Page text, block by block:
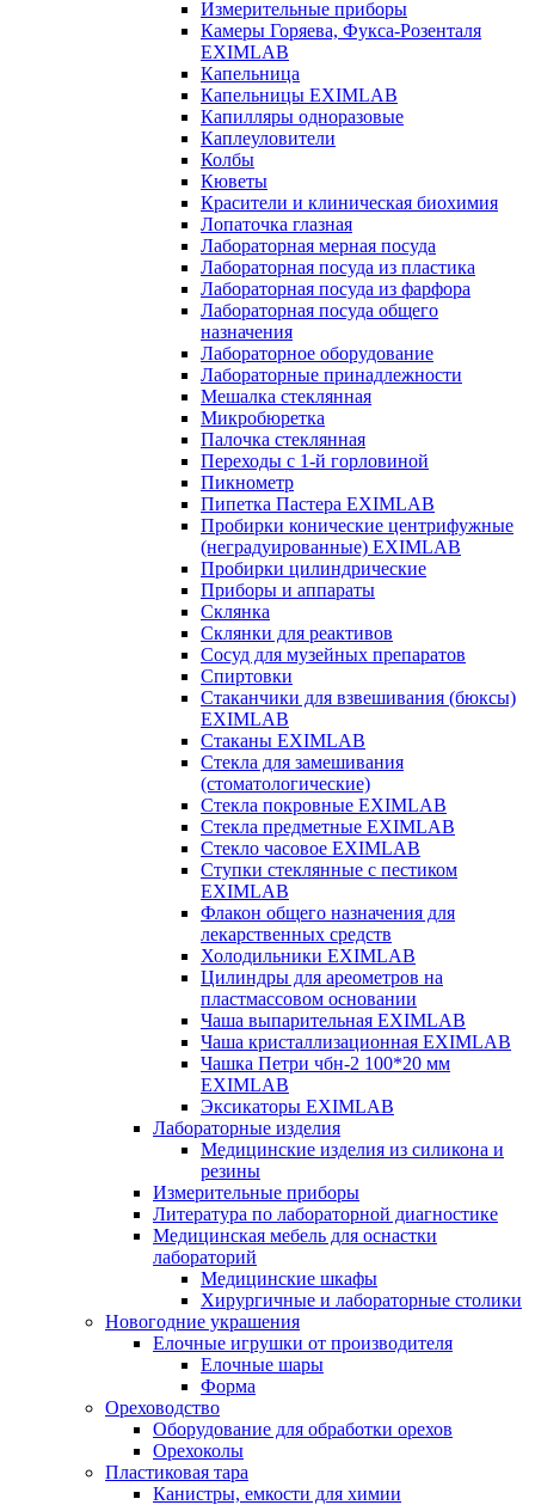
Измерительные приборы
Камеры Горяева, Фукса-Розенталя
EXIMLAB
Капельница
Капельницы EXIMLAB
Капилляры одноразовые
Каплеуловители
Колбы
Кюветы
Красители и клиническая биохимия
Лопаточка глазная
Лабораторная мерная посуда
Лабораторная посуда из пластика
Лабораторная посуда из фарфора
Лабораторная посуда общего
назначения
Лабораторное оборудование
Лабораторные принадлежности
Мешалка стеклянная
Микробюретка
Палочка стеклянная
Переходы с 1-й горловиной
Пикнометр
Пипетка Пастера EXIMLAB
Пробирки конические центрифужные
(неградуированные) EXIMLAB
Пробирки цилиндрические
Приборы и аппараты
Склянка
Склянки для реактивов
Сосуд для музейных препаратов
Спиртовки
Стаканчики для взвешивания (бюксы)
EXIMLAB
Стаканы EXIMLAB
Стекла для замешивания
(стоматологические)
Стекла покровные EXIMLAB
Стекла предметные EXIMLAB
Стекло часовое EXIMLAB
Ступки стеклянные с пестиком
EXIMLAB
Флакон общего назначения для
лекарственных средств
Холодильники EXIMLAB
Цилиндры для ареометров на
пластмассовом основании
Чаша выпарительная EXIMLAB
Чаша кристаллизационная EXIMLAB
Чашка Петри чбн-2 100*20 мм
EXIMLAB
Эксикаторы EXIMLAB
Лабораторные изделия
Медицинские изделия из силикона и
резины
Измерительные приборы
Литература по лабораторной диагностике
Медицинская мебель для оснастки
лабораторий
Медицинские шкафы
Хирургичные и лабораторные столики
Новогодние украшения
Елочные игрушки от производителя
Елочные шары
Форма
Ореховодство
Оборудование для обработки орехов
Орехоколы
Пластиковая тара
Канистры, емкости для химии